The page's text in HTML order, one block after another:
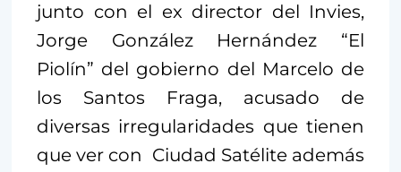
junto con el ex director del Invies,
Jorge González Hernández “El
Piolín” del gobierno del Marcelo de
los Santos Fraga, acusado de
diversas irregularidades que tienen
que ver con Ciudad Satélite además